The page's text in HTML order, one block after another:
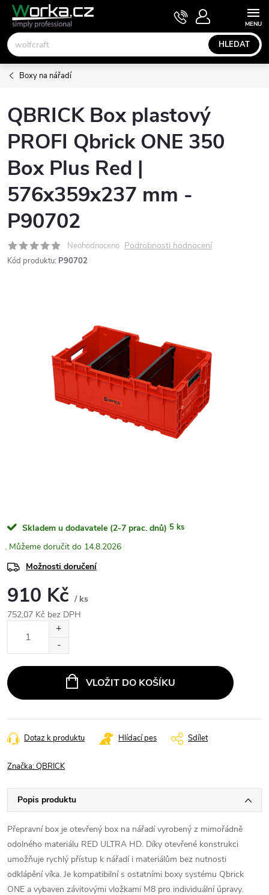
Přejít
obsah
HLEDAT
NÁKUPNÍ
KOŠÍK
Boxy na nářadí
QBRICK Box plastový
PROFI Qbrick ONE 350
Box Plus Red |
576x359x237 mm -
P90702
Neohodnoceno Podrobnosti hodnocení
Kód produktu: P90702
Skladem u dodavatele (2-7 prac. dnů) 5 ks
14.8.2026
Možnosti doručení
910 Kč / ks
752,07 Kč bez DPH
VLOŽIT DO KOŠÍKU
Dotaz k produktu Hlídací pes Sdílet
Značka:QBRICK
Popis produktu
Přepravní box je otevřený box na nářadí vyrobený z mimořádně
odolného materiálu RED ULTRA HD. Díky otevřené konstrukci
umožňuje rychlý přístup k nářadí i materiálům bez nutnosti
odklápění víka. Je kompatibilní s ostatními boxy systému Qbrick
ONE a vybaven závitovými vložkami M8 pro individuální úpravy.